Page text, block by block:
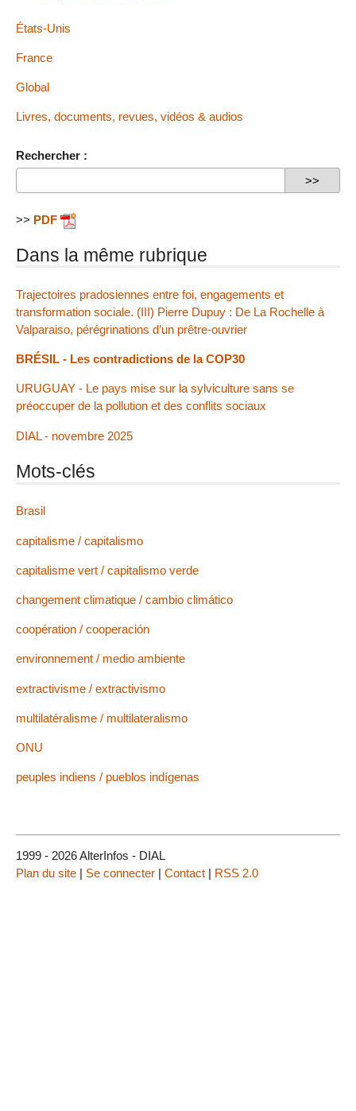
États-Unis
France
Global
Livres, documents, revues, vidéos & audios
Rechercher :
>> PDF
Dans la même rubrique
Trajectoires pradosiennes entre foi, engagements et
transformation sociale. (III) Pierre Dupuy : De La Rochelle à
Valparaiso, pérégrinations d’un prêtre-ouvrier
BRÉSIL - Les contradictions de la COP30
URUGUAY - Le pays mise sur la sylviculture sans se
préoccuper de la pollution et des conflits sociaux
DIAL - novembre 2025
Mots-clés
Brasil
capitalisme / capitalismo
capitalisme vert / capitalismo verde
changement climatique / cambio climático
coopération / cooperación
environnement / medio ambiente
extractivisme / extractivismo
multilatéralisme / multilateralismo
ONU
peuples indiens / pueblos indígenas
1999 - 2026 AlterInfos - DIAL
Plan du site | Se connecter | Contact | RSS 2.0